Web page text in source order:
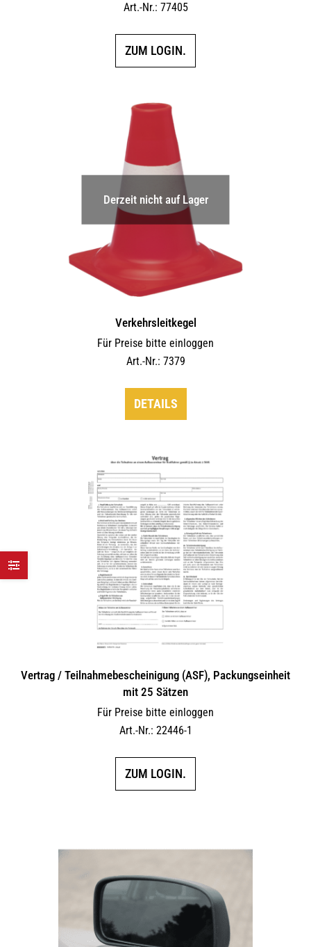
Art.-Nr.: 77405
ZUM LOGIN.
Derzeit nicht auf Lager
Verkehrsleitkegel
Für Preise bitte einloggen
Art.-Nr.: 7379
DETAILS
Vertrag / Teilnahme­bescheinigung (ASF), Packungseinheit
mit 25 Sätzen
Für Preise bitte einloggen
Art.-Nr.: 22446-1
ZUM LOGIN.